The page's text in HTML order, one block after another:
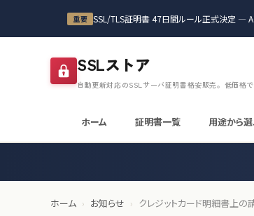
重要 SSL/TLS証明書 47日間ルール正式決定 —
SSLストア
自動更新対応のSSLサーバ証明書格安販売。低価格
ホーム 証明書一覧 用途から
ホーム › お知らせ › クレジットカード明細書上の